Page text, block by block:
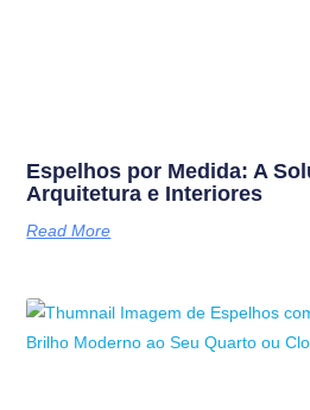
Espelhos por Medida: A
Arquitetura e Interiores
Read More